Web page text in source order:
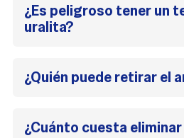
¿Es peligroso tener un tejado de
uralita?
¿Quién
¿Cuánto